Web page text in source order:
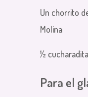
Un chorrito
Molina
½
Para el